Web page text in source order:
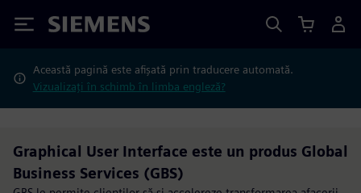
Siemens
Această pagină este afișată prin traducere automată.
Vizualizați în schimb în limba engleză?
Graphical User Interface este un produs Global
Business Services (GBS)